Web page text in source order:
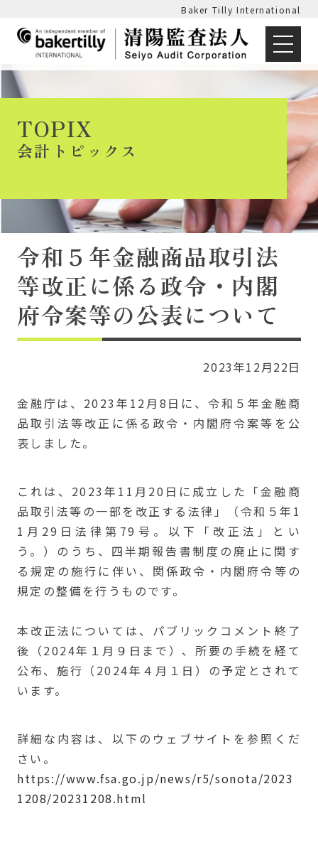
Baker Tilly International
TOPIX
会計トピックス
令和５年金融商品取引法
等改正に係る政令・内閣
府令案等の公表について
2023年12月22日
金融庁は、2023年12月8日に、令和５年金融商
品取引法等改正に係る政令・内閣府令案等を公
表しました。
これは、2023年11月20日に成立した「金融商
品取引法等の一部を改正する法律」（令和５年1
1月29日法律第79号。以下「改正法」とい
う。）のうち、四半期報告書制度の廃止に関す
る規定の施行に伴い、関係政令・内閣府令等の
規定の整備を行うものです。
本改正法については、パブリックコメント終了
後（2024年１月９日まで）、所要の手続を経て
公布、施行（2024年４月１日）の予定とされて
います。
詳細な内容は、以下のウェブサイトを参照くだ
さい。
https://www.fsa.go.jp/news/r5/sonota/2023
1208/20231208.html